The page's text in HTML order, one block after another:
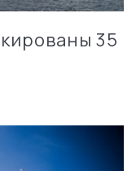
35